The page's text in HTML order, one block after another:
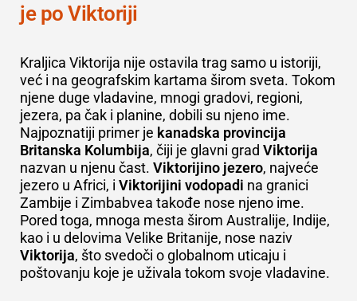
je po Viktoriji
Kraljica Viktorija nije ostavila trag samo u istoriji,
već i na geografskim kartama širom sveta. Tokom
njene duge vladavine, mnogi gradovi, regioni,
jezera, pa čak i planine, dobili su njeno ime.
Najpoznatiji primer je kanadska provincija
Britanska Kolumbija, čiji je glavni grad Viktorija
nazvan u njenu čast. Viktorijino jezero, najveće
jezero u Africi, i Viktorijini vodopadi na granici
Zambije i Zimbabvea takođe nose njeno ime.
Pored toga, mnoga mesta širom Australije, Indije,
kao i u delovima Velike Britanije, nose naziv
Viktorija, što svedoči o globalnom uticaju i
poštovanju koje je uživala tokom svoje vladavine.